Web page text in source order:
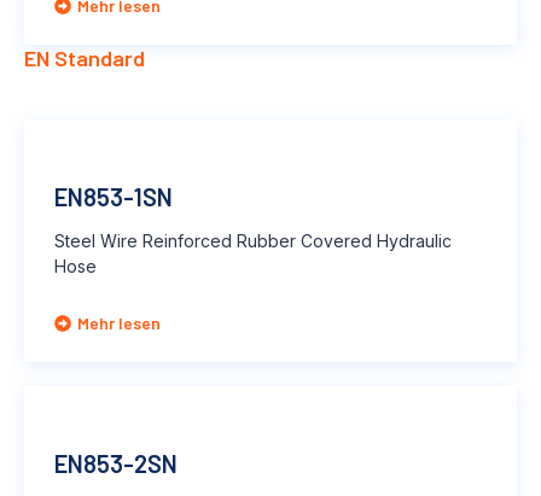
Mehr lesen
EN Standard
EN853-1SN
Steel Wire Reinforced Rubber Covered Hydraulic
Hose
Mehr lesen
EN853-2SN